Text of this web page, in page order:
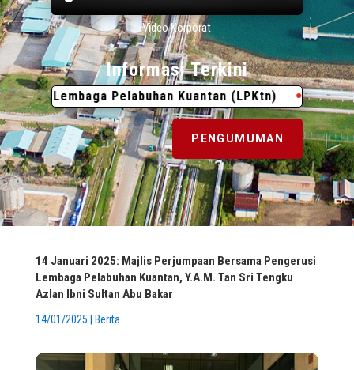
Video Korporat
Informasi Terkini
Lembaga Pelabuhan Kuantan (LPKtn) 31 Julai
PENGUMUMAN
14 Januari 2025: Majlis Perjumpaan Bersama Pengerusi
Lembaga Pelabuhan Kuantan, Y.A.M. Tan Sri Tengku
Azlan Ibni Sultan Abu Bakar
14/01/2025 Berita